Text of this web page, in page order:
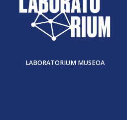
LABORATORIUM MUSEOA